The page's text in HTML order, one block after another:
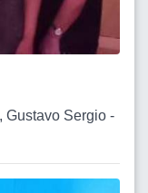
Gustavo Sergio -